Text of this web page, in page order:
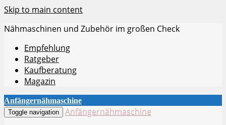
Skip to main content
Nähmaschinen und Zubehör im großen Check
Empfehlung
Ratgeber
Kaufberatung
Magazin
Anfängernähmaschine
Toggle navigation
Anfängernähmaschine